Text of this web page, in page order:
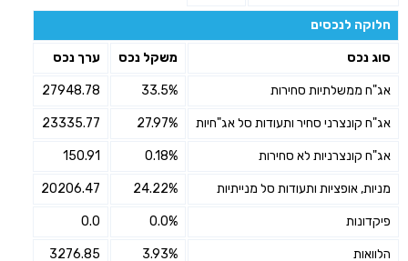
חלוקה לנכסים
סוג נכס משקל נכס ערך נכס
אג"ח ממשלתיות סחירות 33.5%
27948.78
אג"ח קונצרני סחיר ותעודות סל אג"חיות 27.97%
23335.77
אג"ח קונצרניות לא סחירות 0.18%
150.91
מניות, אופציות ותעודות סל מנייתיות 24.22%
20206.47
פיקדונות 0.0%
0.0
הלוואות 3.93%
3276.85